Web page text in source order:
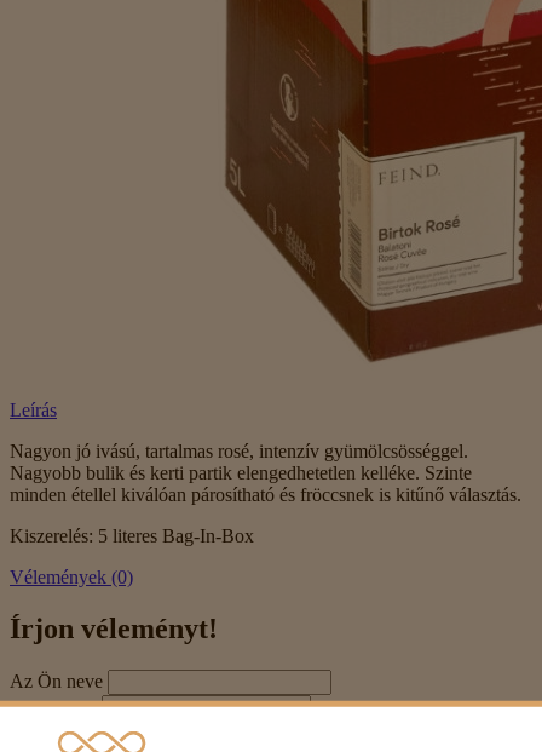
Leírás
Nagyon jó ivású, tartalmas rosé, intenzív gyümölcsösséggel.
Nagyobb bulik és kerti partik elengedhetetlen kelléke. Szinte
minden étellel kiválóan párosítható és fröccsnek is kitűnő választás.
Kiszerelés: 5 literes Bag-In-Box
Vélemények (0)
Írjon véleményt!
Az Ön neve